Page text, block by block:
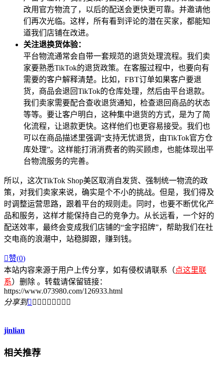
改用官方物流了，以后的配送会更快更可靠。并邀请他
们再次光临。这样，所有看到评论的潜在买家，都能知
道我们店铺在改进。
关注退换货体验：
平台物流通常会自带一套规范的退货处理流程。我们卖
家要熟悉TikTok的退货政策。在客服过程中，也要向有
需要的客户解释清楚。比如，FBT订单如果客户要退
货，商品会退回TikTok的仓库处理，然后由平台退款。
我们卖家需要配合查收退货通知，检查退回商品的状态
等等。要让客户明白，这种集中退货的方式，是为了简
化流程，让退款更快。这样他们也更容易接受。我们也
可以在商品描述里强调“支持无忧退货，由TikTok官方仓
库处理”。这样能打消消费者的购买顾虑，也能体现出平
台物流服务的完善。
所以，这次TikTok Shop美区取消自发货、强制统一物流的政
策，对我们卖家来说，确实是个不小的挑战。但是，我们得及
时调整运营思路，跟着平台的规则走。同时，也要不断优化产
品和服务，这样才能保持自己的竞争力。从长远看，一个好的
配送效率，最终会变成我们店铺的“金字招牌”，帮助我们在社
交电商的浪潮中，站稳脚跟，赚到钱。
赞(0)
本站内容来源于用户上传分享，如有侵权请联系（点这里联
系）删除 。转载请保留链接：
https://www.073980.com/126933.html
分享到        
jinlian
相关推荐